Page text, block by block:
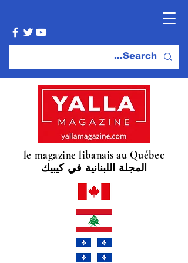
le magazine libanais au Québec
المجلة اللبنانية في كيبيك